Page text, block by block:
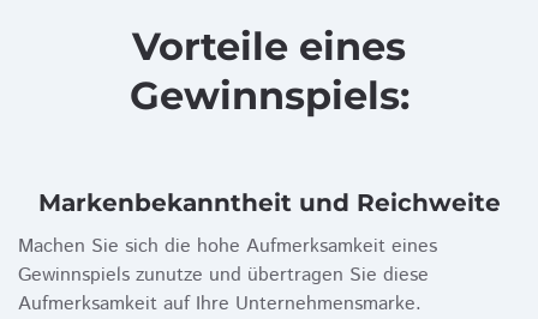
Vorteile eines
Gewinnspiels:
Markenbekanntheit und Reichweite
Machen Sie sich die hohe Aufmerksamkeit eines
Gewinnspiels zunutze und übertragen Sie diese
Aufmerksamkeit auf Ihre Unternehmensmarke.